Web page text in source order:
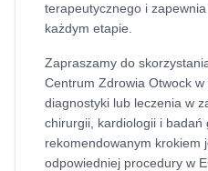
terapeutycznego i
każdym etapie.
Zapraszamy do
Centrum Zdrowia Otwock
diagnostyki lub leczenia w
chirurgii, kardiologii i badań
rekomendowanym krokiem
odpowiedniej procedury w